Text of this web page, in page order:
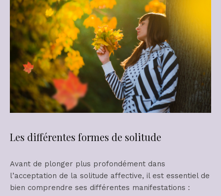
Les différentes formes de solitude
Avant de plonger plus profondément dans
l’acceptation de la solitude affective, il est essentiel de
bien comprendre ses différentes manifestations :